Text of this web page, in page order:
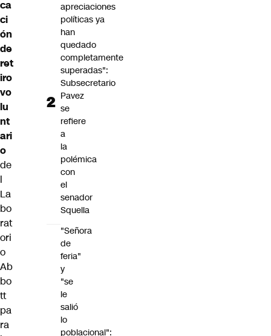
ca
ci
ón
de
ret
iro
vo
lu
nt
ari
o
de
l
La
bo
rat
ori
o
Ab
bo
tt
pa
ra
apreciaciones
políticas ya
han
quedado
completamente
superadas":
Subsecretario
Pavez
se
refiere
a
la
polémica
con
el
senador
Squella
"Señora
de
feria"
y
"se
le
salió
lo
poblacional":